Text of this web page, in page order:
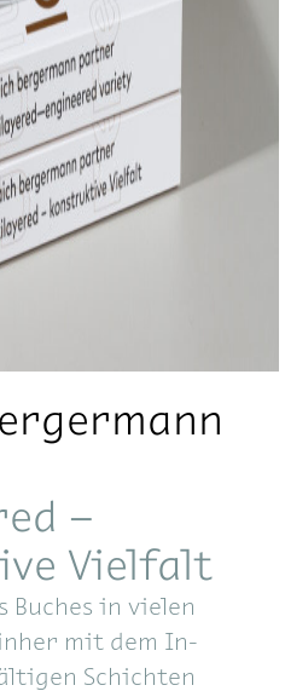
–
Vielfalt
Bu­ches in vie­len
mit dem In­
Schich­ten